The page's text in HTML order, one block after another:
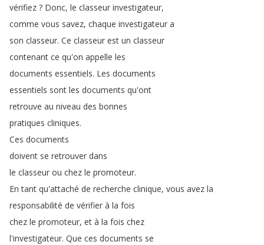
vérifiez ? Donc, le classeur investigateur,
comme vous savez, chaque investigateur a
son classeur. Ce classeur est un classeur
contenant ce qu'on appelle les
documents essentiels. Les documents
essentiels sont les documents qu'ont
retrouve au niveau des bonnes
pratiques cliniques.
Ces documents
doivent se retrouver dans
le classeur ou chez le promoteur.
En tant qu'attaché de recherche clinique, vous avez la
responsabilité de vérifier à la fois
chez le promoteur, et à la fois chez
l'investigateur. Que ces documents se